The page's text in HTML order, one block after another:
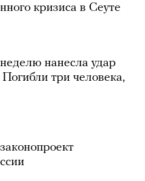
кризиса в Сеуте
нанесла удар
три человека,